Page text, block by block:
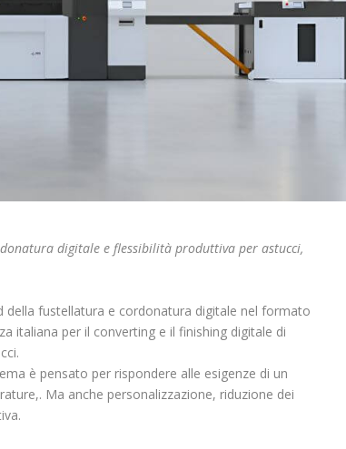
digitale e flessibilità produttiva per astucci,
della fustellatura e cordonatura digitale nel formato
italiana per il converting e il finishing digitale di
è pensato per rispondere alle esigenze di un
Ma anche personalizzazione, riduzione dei